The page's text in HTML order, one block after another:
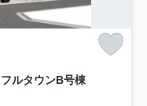
ルタウンB号棟